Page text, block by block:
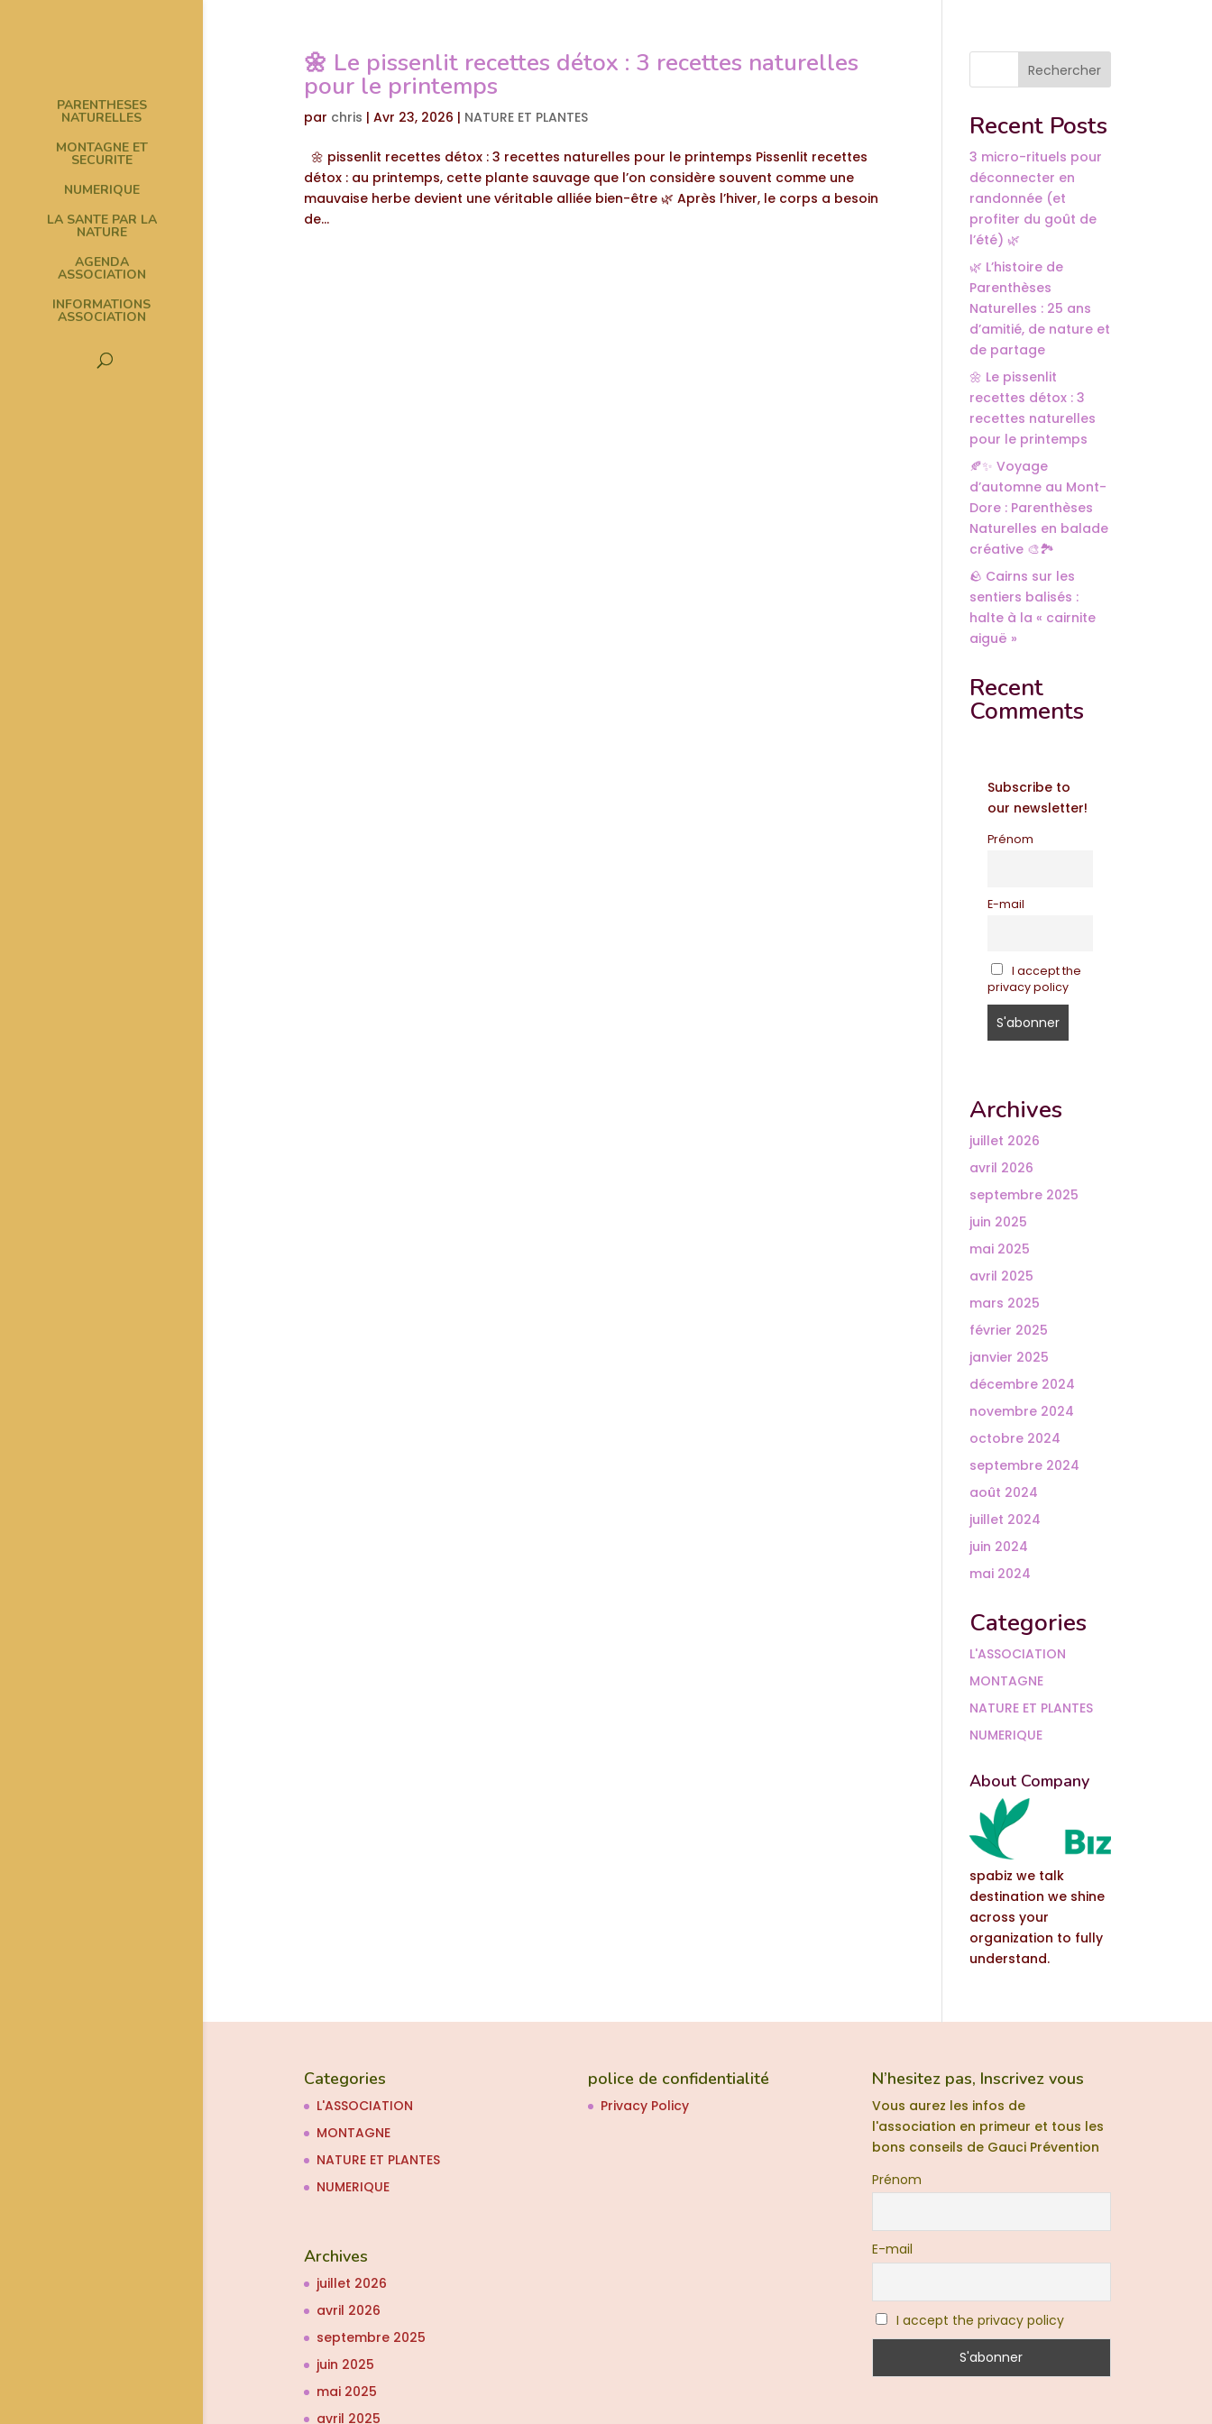
PARENTHESES
NATURELLES
MONTAGNE ET
SECURITE
NUMERIQUE
LA SANTE PAR LA
NATURE
AGENDA
ASSOCIATION
INFORMATIONS
ASSOCIATION
🌼 Le pissenlit recettes détox : 3 recettes naturelles
pour le printemps
par chris | Avr 23, 2026 | NATURE ET PLANTES
🌼 pissenlit recettes détox : 3 recettes naturelles pour le printemps Pissenlit recettes
détox : au printemps, cette plante sauvage que l’on considère souvent comme une
mauvaise herbe devient une véritable alliée bien-être 🌿 Après l’hiver, le corps a besoin
de...
Rechercher
Recent Posts
3 micro-rituels pour
déconnecter en
randonnée (et
profiter du goût de
l’été) 🌿
🌿 L’histoire de
Parenthèses
Naturelles : 25 ans
d’amitié, de nature et
de partage
🌼 Le pissenlit
recettes détox : 3
recettes naturelles
pour le printemps
🍂✨ Voyage
d’automne au Mont-
Dore : Parenthèses
Naturelles en balade
créative 🎨🏞️
🪨 Cairns sur les
sentiers balisés :
halte à la « cairnite
aiguë »
Recent
Comments
Subscribe to
our newsletter!
Prénom
E-mail
I accept the
privacy policy
Archives
juillet 2026
avril 2026
septembre 2025
juin 2025
mai 2025
avril 2025
mars 2025
février 2025
janvier 2025
décembre 2024
novembre 2024
octobre 2024
septembre 2024
août 2024
juillet 2024
juin 2024
mai 2024
Categories
L'ASSOCIATION
MONTAGNE
NATURE ET PLANTES
NUMERIQUE
About Company
spabiz we talk
destination we shine
across your
organization to fully
understand.
Categories
L'ASSOCIATION
MONTAGNE
NATURE ET PLANTES
NUMERIQUE
Archives
juillet 2026
avril 2026
septembre 2025
juin 2025
mai 2025
avril 2025
police de confidentialité
Privacy Policy
N’hesitez pas, Inscrivez vous
Vous aurez les infos de
l'association en primeur et tous les
bons conseils de Gauci Prévention
Prénom
E-mail
I accept the privacy policy